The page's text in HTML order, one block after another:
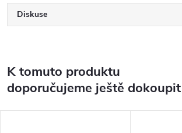
Diskuse
K tomuto produktu
doporučujeme ještě dokoupit